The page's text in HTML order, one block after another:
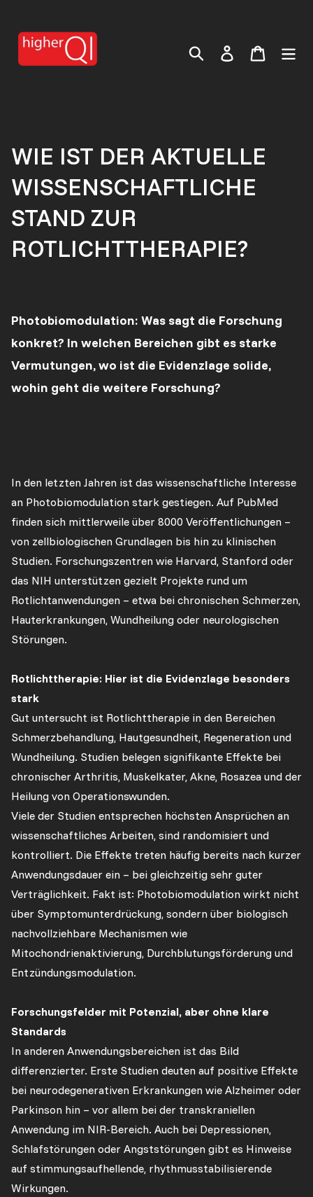
Inhalt
SuchenEinloggen
WIE IST DER AKTUELLE
WISSENSCHAFTLICHE
STAND ZUR
ROTLICHTTHERAPIE?
Photobiomodulation: Was sagt die Forschung
konkret? In welchen Bereichen gibt es starke
Vermutungen, wo ist die Evidenzlage solide,
wohin geht die weitere Forschung?
In den letzten Jahren ist das wissenschaftliche Interesse
an Photobiomodulation stark gestiegen. Auf PubMed
finden sich mittlerweile über 8000 Veröffentlichungen –
von zellbiologischen Grundlagen bis hin zu klinischen
Studien. Forschungszentren wie Harvard, Stanford oder
das NIH unterstützen gezielt Projekte rund um
Rotlichtanwendungen – etwa bei chronischen Schmerzen,
Hauterkrankungen, Wundheilung oder neurologischen
Störungen.
Rotlichttherapie: Hier ist die Evidenzlage besonders
stark
Gut untersucht ist Rotlichttherapie in den Bereichen
Schmerzbehandlung, Hautgesundheit, Regeneration und
Wundheilung. Studien belegen signifikante Effekte bei
chronischer Arthritis, Muskelkater, Akne, Rosazea und der
Heilung von Operationswunden.
Viele der Studien entsprechen höchsten Ansprüchen an
wissenschaftliches Arbeiten, sind randomisiert und
kontrolliert. Die Effekte treten häufig bereits nach kurzer
Anwendungsdauer ein – bei gleichzeitig sehr guter
Verträglichkeit. Fakt ist: Photobiomodulation wirkt nicht
über Symptomunterdrückung, sondern über biologisch
nachvollziehbare Mechanismen wie
Mitochondrienaktivierung, Durchblutungsförderung und
Entzündungsmodulation.
Forschungsfelder mit Potenzial, aber ohne klare
Standards
In anderen Anwendungsbereichen ist das Bild
differenzierter. Erste Studien deuten auf positive Effekte
bei neurodegenerativen Erkrankungen wie Alzheimer oder
Parkinson hin – vor allem bei der transkraniellen
Anwendung im NIR-Bereich. Auch bei Depressionen,
Schlafstörungen oder Angststörungen gibt es Hinweise
auf stimmungsaufhellende, rhythmusstabilisierende
Wirkungen.